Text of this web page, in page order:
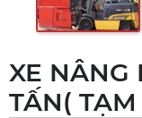
XE NÂNG
TẤN(